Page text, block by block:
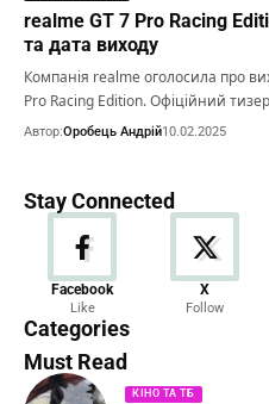
realme GT 7 Pro Racing
та дата виходу
Компанія realme оголосила про
Pro Racing Edition. Офіційний
Автор:Оробець Андрій10.02.2025
Stay Connected
Facebook
Like
X
Follow
Categories
Новини
23 Articles
Must Read
КІНО ТА ТБ